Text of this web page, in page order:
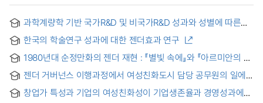
과학계량학 기반 국가R&D 및 비국가R&D 성과와 성별에 따른
성과차이 탐색 연구 = Exploratory Research on Performance
Difference between Scientometrics-based National R&D
and Non-National R&D and Performance Differences by
Gender in National R&D
한국의 학술연구 성과에 대한 젠더효과 연구
1980년대 순정만화의 젠더 재현 : 『별빛 속에』와 『아르미안의 네
딸들』을 중심으로
젠더 거버넌스 이행과정에서 여성친화도시 담당 공무원의 일에
관한 제도적 문화기술지 = An institutional ethnography on
the work of public officials in charge of women-friendly
창업가 특성과 기업의 여성친화성이 기업생존율과 경영성과에